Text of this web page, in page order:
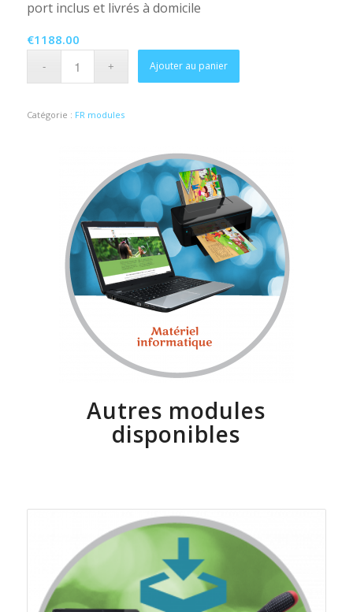
port inclus et livrés à domicile
€1188.00
Ajouter au panier
Catégorie : FR modules
Autres modules
disponibles